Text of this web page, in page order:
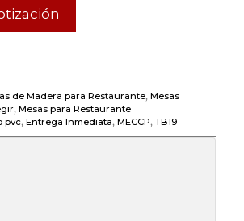
de Madera para Restaurante, Mesas
, Mesas para Restaurante
pvc, Entrega Inmediata, MECCP, TB19